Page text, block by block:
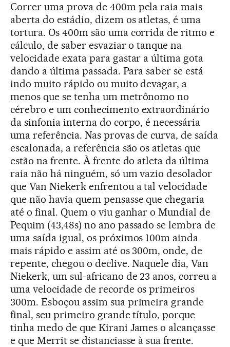
Correr uma prova de 400m pela raia mais
aberta do estádio, dizem os atletas, é uma
tortura. Os 400m são uma corrida de ritmo e
cálculo, de saber esvaziar o tanque na
velocidade exata para gastar a última gota
dando a última passada. Para saber se está
indo muito rápido ou muito devagar, a
menos que se tenha um metrônomo no
cérebro e um conhecimento extraordinário
da sinfonia interna do corpo, é necessária
uma referência. Nas provas de curva, de saída
escalonada, a referência são os atletas que
estão na frente. À frente do atleta da última
raia não há ninguém, só um vazio desolador
que Van Niekerk enfrentou a tal velocidade
que não havia quem pensasse que chegaria
até o final. Quem o viu ganhar o Mundial de
Pequim (43,48s) no ano passado se lembra de
uma saída igual, os próximos 100m ainda
mais rápido e assim até os 300m, onde, de
repente, chegou o declive. Naquele dia, Van
Niekerk, um sul-africano de 23 anos, correu a
uma velocidade de recorde os primeiros
300m. Esboçou assim sua primeira grande
final, seu primeiro grande título, porque
tinha medo de que Kirani James o alcançasse
e que Merrit se distanciasse à sua frente.